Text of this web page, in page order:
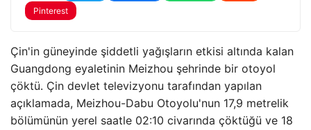
Pinterest
Çin'in güneyinde şiddetli yağışların etkisi altında kalan
Guangdong eyaletinin Meizhou şehrinde bir otoyol
çöktü. Çin devlet televizyonu tarafından yapılan
açıklamada, Meizhou-Dabu Otoyolu'nun 17,9 metrelik
bölümünün yerel saatle 02:10 civarında çöktüğü ve 18